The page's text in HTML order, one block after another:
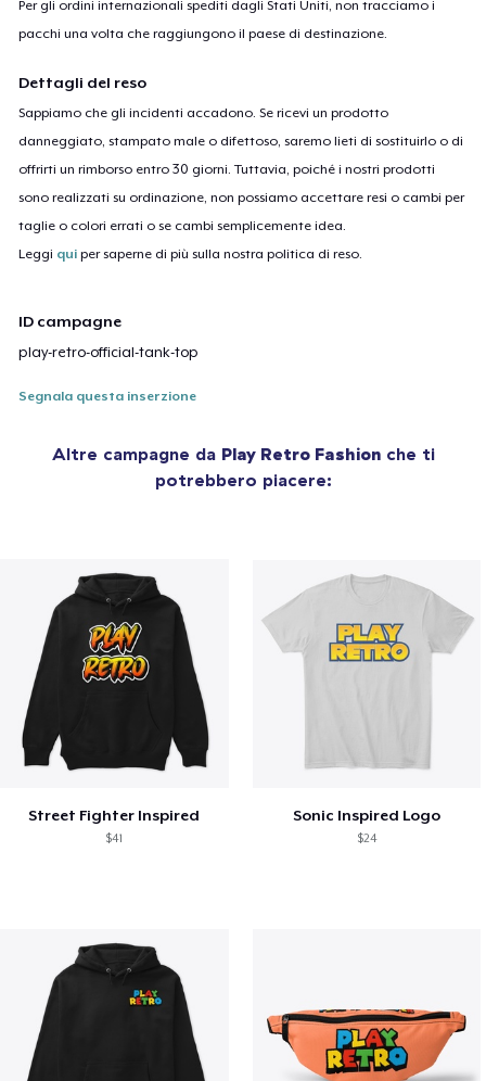
Per gli ordini internazionali spediti dagli Stati Uniti, non tracciamo i
pacchi una volta che raggiungono il paese di destinazione.
Dettagli del reso
Sappiamo che gli incidenti accadono. Se ricevi un prodotto
danneggiato, stampato male o difettoso, saremo lieti di sostituirlo o di
offrirti un rimborso entro 30 giorni. Tuttavia, poiché i nostri prodotti
sono realizzati su ordinazione, non possiamo accettare resi o cambi per
taglie o colori errati o se cambi semplicemente idea.
Leggi qui per saperne di più sulla nostra politica di reso.
ID campagne
play-retro-official-tank-top
Segnala questa inserzione
Altre campagne da Play Retro Fashion che ti
potrebbero piacere:
Street Fighter Inspired
$41
Sonic Inspired Logo
$24